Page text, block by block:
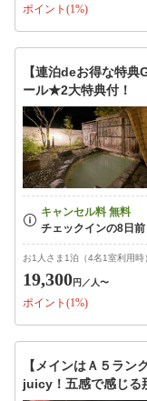
ポイント(1%)
【連泊deお得な特
ール★2大特典付！
お1人さま1泊（4名1室利用時
19,300円 ／人〜
ポイント(1%)
【メインはＡ５ラン
juicy！五感で感じる